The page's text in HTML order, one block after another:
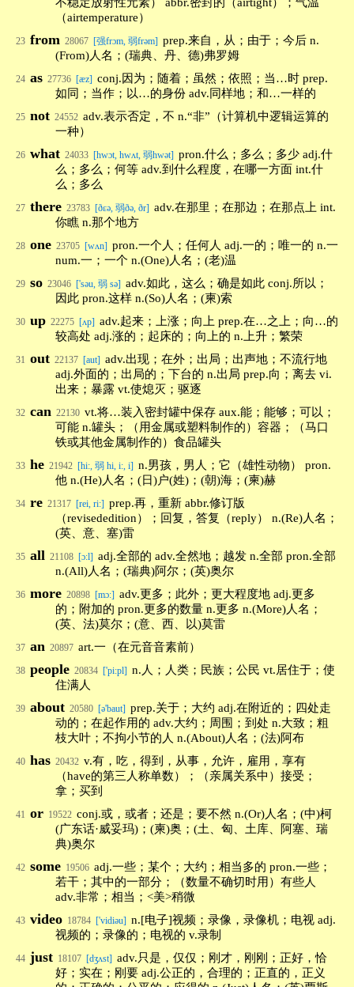
（airtemperature）
23 from 28067 [强frɔm, 弱frəm] prep.来自，从；由于；今后 n.
(From)人名；(瑞典、丹、德)弗罗姆
24 as 27736 [æz] conj.因为；随着；虽然；依照；当…时 prep.
如同；当作；以…的身份 adv.同样地；和…一样的
25 not 24552 adv.表示否定，不 n.“非”（计算机中逻辑运算的
一种）
26 what 24033 [hwɔt, hwʌt, 弱hwət] pron.什么；多么；多少 adj.什
么；多么；何等 adv.到什么程度，在哪一方面 int.什
么；多么
27 there 23783 [ðεə, 弱ðə, ðr] adv.在那里；在那边；在那点上 int.
你瞧 n.那个地方
28 one 23705 [wʌn] pron.一个人；任何人 adj.一的；唯一的 n.一
num.一；一个 n.(One)人名；(老)温
29 so 23046 ['səu, 弱 sə] adv.如此，这么；确是如此 conj.所以；
因此 pron.这样 n.(So)人名；(柬)索
30 up 22275 [ʌp] adv.起来；上涨；向上 prep.在…之上；向…的
较高处 adj.涨的；起床的；向上的 n.上升；繁荣
31 out 22137 [aut] adv.出现；在外；出局；出声地；不流行地
adj.外面的；出局的；下台的 n.出局 prep.向；离去 vi.
出来；暴露 vt.使熄灭；驱逐
32 can 22130 vt.将…装入密封罐中保存 aux.能；能够；可以；
可能 n.罐头；（用金属或塑料制作的）容器；（马口
铁或其他金属制作的）食品罐头
33 he 21942 [hi:, 弱 hi, i:, i] n.男孩，男人；它（雄性动物） pron.
他 n.(He)人名；(日)户(姓)；(朝)海；(柬)赫
34 re 21317 [rei, ri:] prep.再，重新 abbr.修订版
（revisededition）；回复，答复（reply） n.(Re)人名；
(英、意、塞)雷
35 all 21108 [ɔ:l] adj.全部的 adv.全然地；越发 n.全部 pron.全部
n.(All)人名；(瑞典)阿尔；(英)奥尔
36 more 20898 [mɔ:] adv.更多；此外；更大程度地 adj.更多
的；附加的 pron.更多的数量 n.更多 n.(More)人名；
(英、法)莫尔；(意、西、以)莫雷
37 an 20897 art.一（在元音音素前）
38 people 20834 ['pi:pl] n.人；人类；民族；公民 vt.居住于；使
住满人
39 about 20580 [ə'baut] prep.关于；大约 adj.在附近的；四处走
动的；在起作用的 adv.大约；周围；到处 n.大致；粗
枝大叶；不拘小节的人 n.(About)人名；(法)阿布
40 has 20432 v.有，吃，得到，从事，允许，雇用，享有
（have的第三人称单数）；（亲属关系中）接受；
拿；买到
41 or 19522 conj.或，或者；还是；要不然 n.(Or)人名；(中)柯
(广东话·威妥玛)；(柬)奥；(土、匈、土库、阿塞、瑞
典)奥尔
42 some 19506 adj.一些；某个；大约；相当多的 pron.一些；
若干；其中的一部分；（数量不确切时用）有些人
adv.非常；相当；<美>稍微
43 video 18784 ['vidiəu] n.[电子]视频；录像，录像机；电视 adj.
视频的；录像的；电视的 v.录制
44 just 18107 [dʒʌst] adv.只是，仅仅；刚才，刚刚；正好，恰
好；实在；刚要 adj.公正的，合理的；正直的，正义